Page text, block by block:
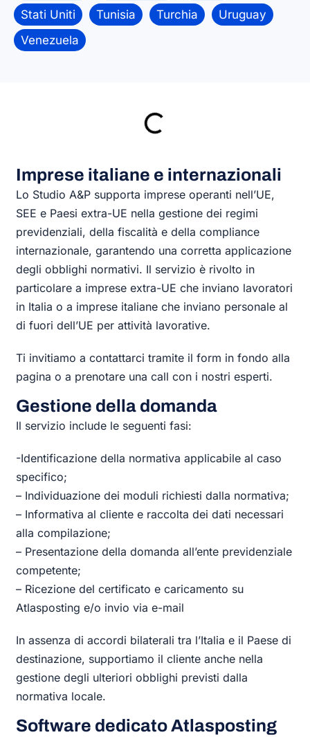
Stati Uniti
Tunisia Turchia
Uruguay
Venezuela
Imprese italiane e internazionali
Lo Studio A&P supporta imprese operanti nell’UE,
SEE e Paesi extra-UE nella gestione dei regimi
previdenziali, della fiscalità e della compliance
internazionale, garantendo una corretta applicazione
degli obblighi normativi. Il servizio è rivolto in
particolare a imprese extra-UE che inviano lavoratori
in Italia o a imprese italiane che inviano personale al
di fuori dell’UE per attività lavorative.
Ti invitiamo a contattarci tramite il form in fondo alla
pagina o a prenotare una call con i nostri esperti.
Gestione della domanda
Il servizio include le seguenti fasi:
-Identificazione della normativa applicabile al caso
specifico;
– Individuazione dei moduli richiesti dalla normativa;
– Informativa al cliente e raccolta dei dati necessari
alla compilazione;
– Presentazione della domanda all’ente previdenziale
competente;
– Ricezione del certificato e caricamento su
Atlasposting e/o invio via e-mail
In assenza di accordi bilaterali tra l’Italia e il Paese di
destinazione, supportiamo il cliente anche nella
gestione degli ulteriori obblighi previsti dalla
normativa locale.
Software dedicato Atlasposting